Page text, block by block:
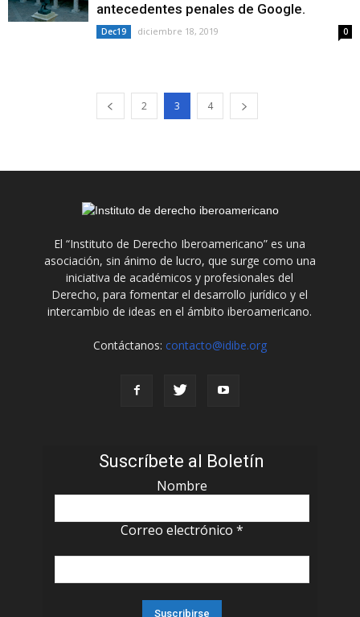
antecedentes penales de Google.
Dec19 diciembre 18, 2019 0
2 3 4
El “Instituto de Derecho Iberoamericano” es una
asociación, sin ánimo de lucro, que surge como una
iniciativa de académicos y profesionales del
Derecho, para fomentar el desarrollo jurídico y el
intercambio de ideas en el ámbito iberoamericano.
Contáctanos: contacto@idibe.org
Suscríbete al Boletín
Nombre
Correo electrónico *